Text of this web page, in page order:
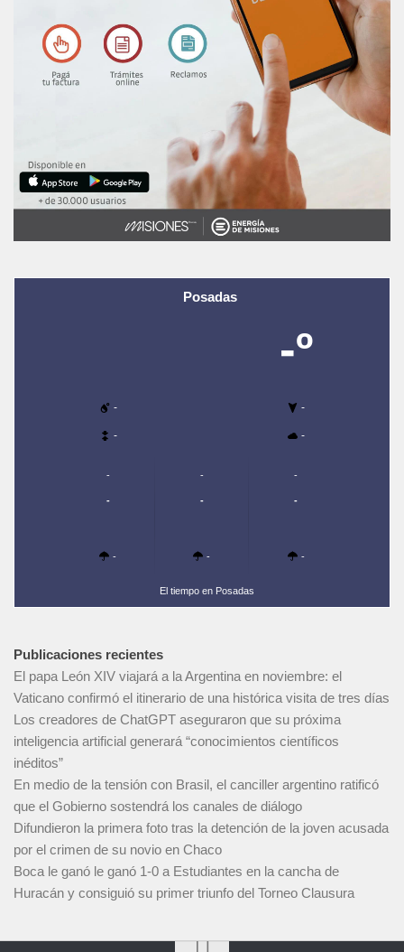
Posadas
-º
- -
- -
-
-
-
-
-
-
-
-
-
El tiempo en Posadas
Publicaciones recientes
El papa León XIV viajará a la Argentina en noviembre: el
Vaticano confirmó el itinerario de una histórica visita de tres días
Los creadores de ChatGPT aseguraron que su próxima
inteligencia artificial generará “conocimientos científicos
inéditos”
En medio de la tensión con Brasil, el canciller argentino ratificó
que el Gobierno sostendrá los canales de diálogo
Difundieron la primera foto tras la detención de la joven acusada
por el crimen de su novio en Chaco
Boca le ganó le ganó 1-0 a Estudiantes en la cancha de
Huracán y consiguió su primer triunfo del Torneo Clausura